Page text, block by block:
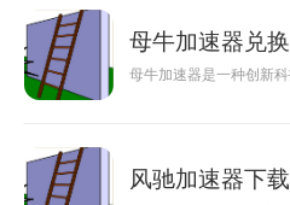
母牛加速器兑
母牛加速器是一种创新
风驰加速器下载